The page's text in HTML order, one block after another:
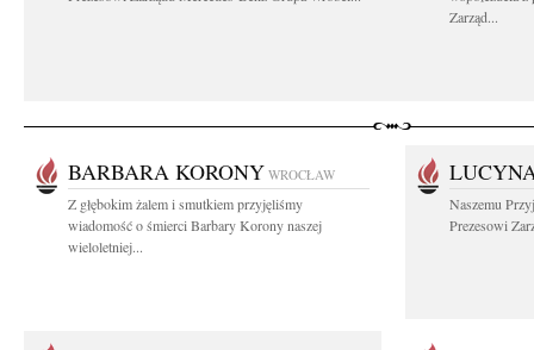
Zarząd...
BARBARA KORONY WROCŁAW
Z głębokim żalem i smutkiem przyjęliśmy
wiadomość o śmierci Barbary Korony naszej
wieloletniej...
Naszemu
Prezesowi